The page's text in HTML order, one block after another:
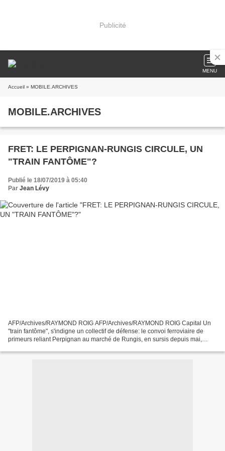
Publicité
MENU
Accueil » MOBILE.ARCHIVES
MOBILE.ARCHIVES
FRET: LE PERPIGNAN-RUNGIS CIRCULE, UN
"TRAIN FANTÔME"?
Publié le 18/07/2019 à 05:40
Par Jean Lévy
AFP/Archives/RAYMOND ROIG AFP/Archives/RAYMOND ROIG Capital Un
"train fantôme", s'indigne un collectif de défense: le convoi ferroviaire de
primeurs reliant Perpignan au marché de Rungis, en sursis depuis mai,